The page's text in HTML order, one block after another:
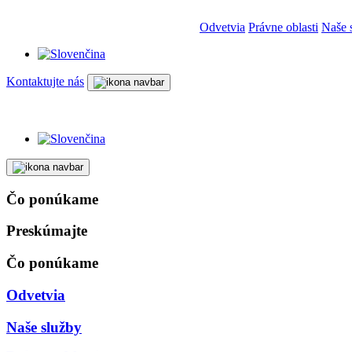
Odvetvia Právne oblasti Naše
Kontaktujte nás
Čo ponúkame
Preskúmajte
Čo ponúkame
Odvetvia
Naše služby